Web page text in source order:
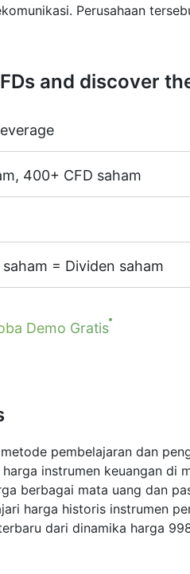
Perusahaan
and discover
1:20 (Margin 5%)
CFD saham
400+ CFD saham
lebih 400 CFD saham dari
- 0.15%
MT5) - 1 USD / 1 EUR /
= Dividen saham
(beli) CFD menerima
halaman "
Demo Gratis
pembelajaran dan
instrumen keuangan di
berbagai mata uang dan
harga historis instrumen
dari dinamika harga